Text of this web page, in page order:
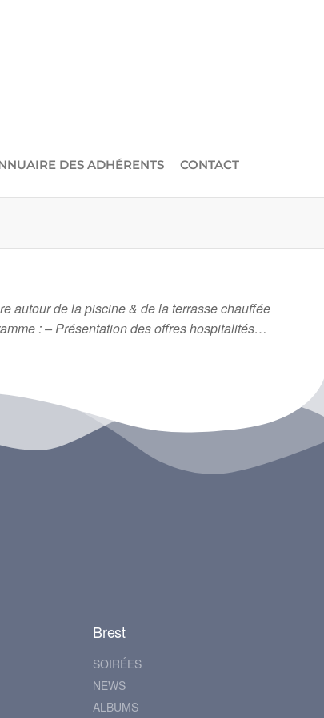
DES ADHÉRENTS CONTACT
autour de la piscine & de la terrasse chauffée
: – Présentation des offres hospitalités…
Brest
SOIRÉES
NEWS
ALBUMS